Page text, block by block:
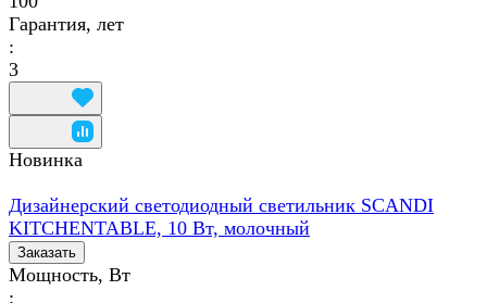
Гарантия, лет
:
3
Новинка
Дизайнерский светодиодный светильник SCANDI
KITCHENTABLE, 10 Вт, молочный
Заказать
Мощность, Вт
: